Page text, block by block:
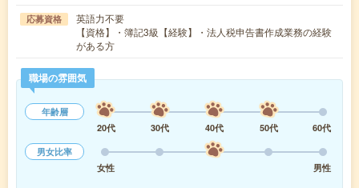
応募資格
英語力不要
【資格】・簿記3級【経験】・法人税申告書作成業務の経験
がある方
職場の雰囲気
年齢層
20代
30代 40代 50代
60代
男女比率
女性
男性